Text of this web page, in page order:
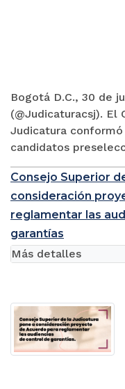
Bogotá D.C., 30 de
(@Judicaturacsj). El
Judicatura
candidatos
Consejo Superior
consideración
reglamentar las
garantías
Más detalles